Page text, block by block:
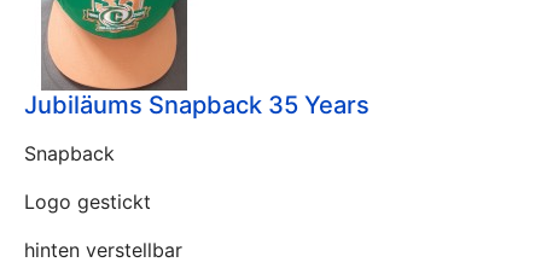
Jubiläums Snapback 35 Years
Snapback
Logo gestickt
hinten verstellbar